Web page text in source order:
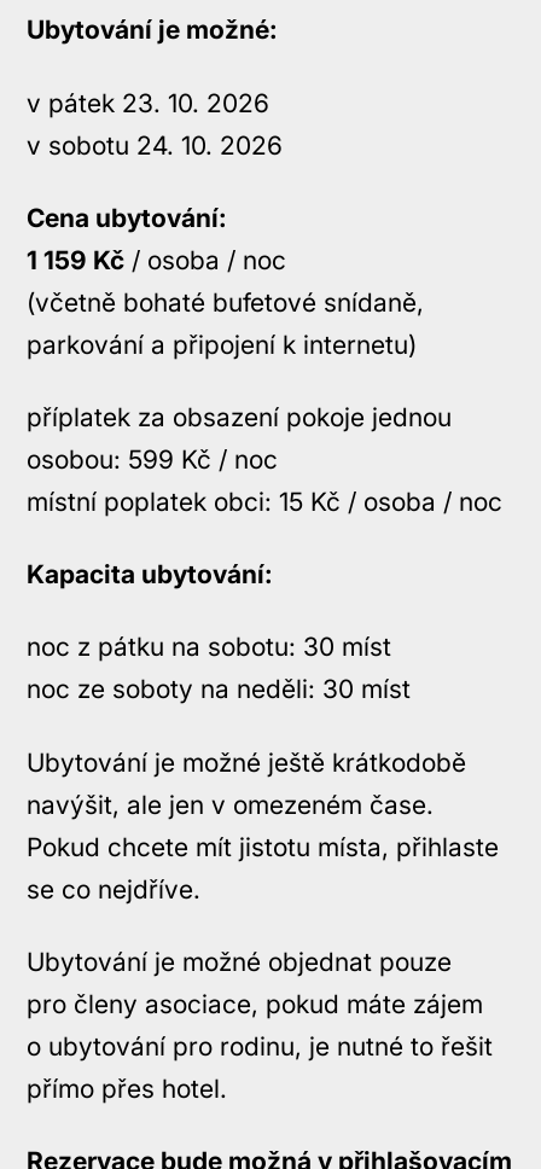
Ubytování je možné:
v pátek 23. 10. 2026
v sobotu 24. 10. 2026
Cena ubytování:
1 159 Kč / osoba / noc
(včetně bohaté bufetové snídaně,
parkování a připojení k internetu)
příplatek za obsazení pokoje jednou
osobou: 599 Kč / noc
místní poplatek obci: 15 Kč / osoba / noc
Kapacita ubytování:
noc z pátku na sobotu: 30 míst
noc ze soboty na neděli: 30 míst
Ubytování je možné ještě krátkodobě
navýšit, ale jen v omezeném čase.
Pokud chcete mít jistotu místa, přihlaste
se co nejdříve.
Ubytování je možné objednat pouze
pro členy asociace, pokud máte zájem
o ubytování pro rodinu, je nutné to řešit
přímo přes hotel.
Rezervace bude možná v přihlašovacím